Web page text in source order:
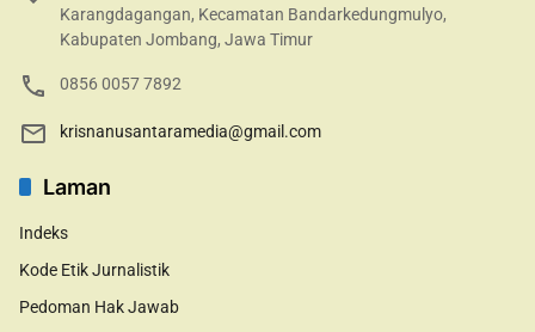
Karangdagangan, Kecamatan Bandarkedungmulyo,
Kabupaten Jombang, Jawa Timur
0856 0057 7892
krisnanusantaramedia@gmail.com
Laman
Indeks
Kode Etik Jurnalistik
Pedoman Hak Jawab